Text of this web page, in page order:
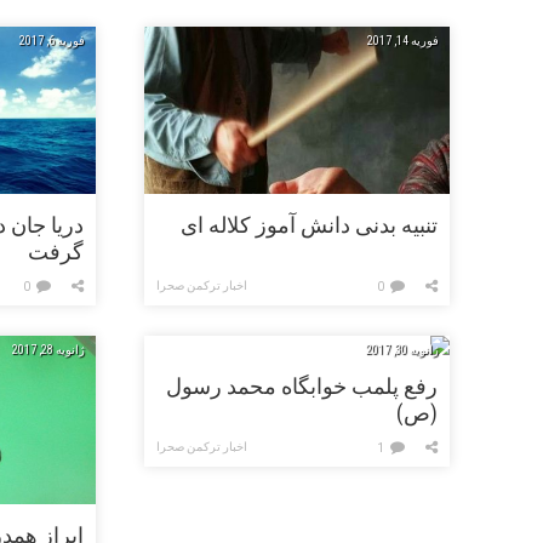
فوریه 14, 2017
تنبیه بدنی دانش آموز کلاله ای
اخبار ترکمن صحرا 0
فوریه 6, 2017
دریا جان
گرفت
0
ژانویه 30, 2017
رفع پلمب خوابگاه محمد رسول
(ص)
اخبار ترکمن صحرا 1
ژانویه 28, 2017
ابراز